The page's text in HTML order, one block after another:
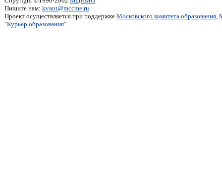
Пишите нам: kvant@mccme.ru
Проект осуществляется при поддержке Московского комитета образования,
"Курьер образования"